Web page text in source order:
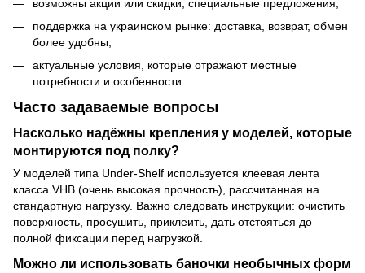
возможны акции или скидки, специальные предложения;
поддержка на украинском рынке: доставка, возврат, обмен
более удобны;
актуальные условия, которые отражают местные
потребности и особенности.
Часто задаваемые вопросы
Насколько надёжны крепления у моделей, которые
монтируются под полку?
У моделей типа Under‑Shelf используется клеевая лента
класса VHB (очень высокая прочность), рассчитанная на
стандартную нагрузку. Важно следовать инструкции: очистить
поверхность, просушить, приклеить, дать отстояться до
полной фиксации перед нагрузкой.
Можно ли использовать баночки необычных форм